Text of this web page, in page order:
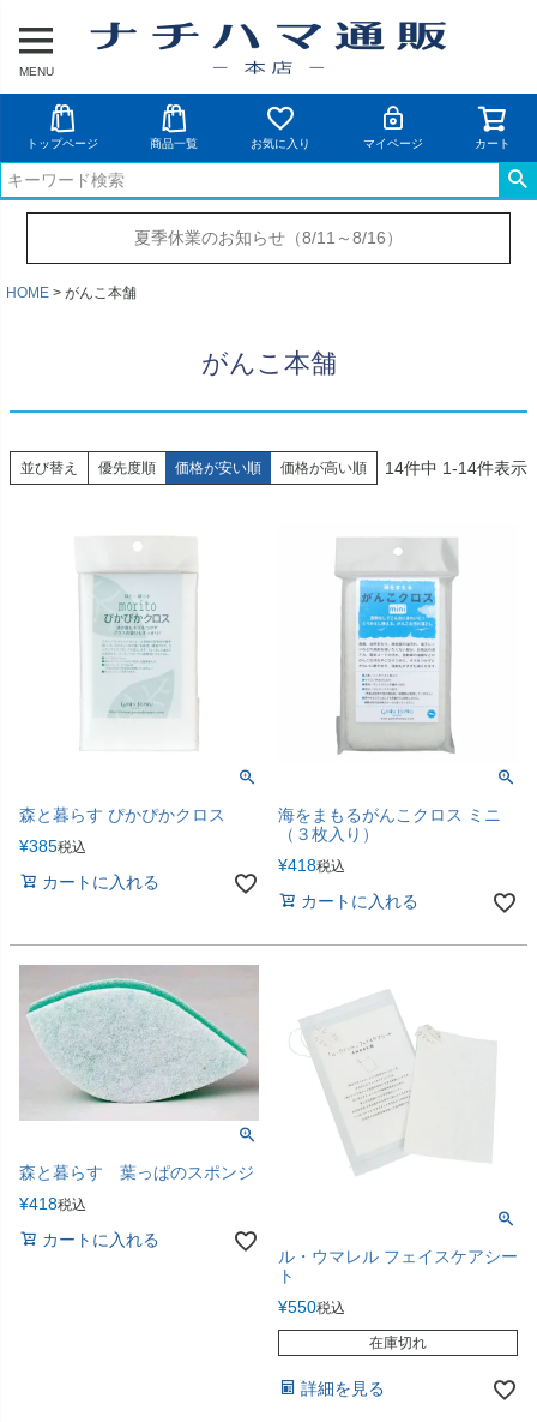
MENU
トップページ 商品一覧 お気に入り マイページ カート
夏季休業のお知らせ（8/11～8/16）
HOME がんこ本舗
がんこ本舗
並び替え 優先度順 価格が安い順 価格が高い順 14件中 1-14件表示
森と暮らす ぴかぴかクロス
¥385税込
カートに入れる
海をまもるがんこクロス ミニ
（３枚入り）
¥418税込
カートに入れる
森と暮らす 葉っぱのスポンジ
¥418税込
カートに入れる
ル・ウマレル フェイスケアシー
ト
¥550税込
在庫切れ
詳細を見る